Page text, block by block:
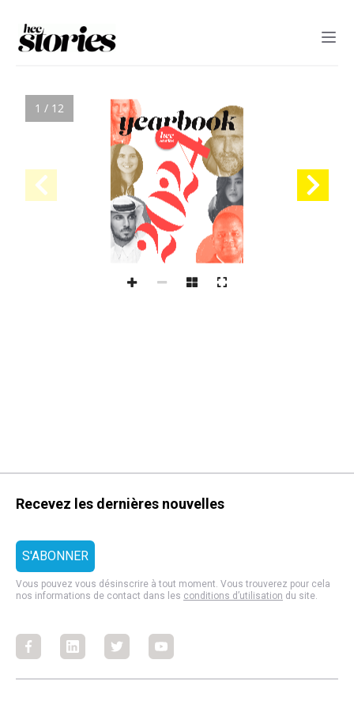
1 / 12
Recevez les dernières nouvelles
Vous pouvez vous désinscrire à tout moment. Vous trouverez pour cela
nos informations de contact dans les conditions d’utilisation du site.
FacebookFacebookFacebookFacebook